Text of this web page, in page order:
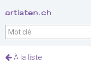
artisten.ch
À la liste